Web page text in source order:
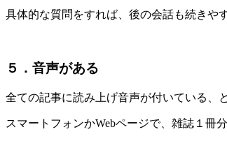
具体的な質問をすれば、後の会話も続きや
５．音声がある
全ての記事に読み上げ音声が付いている、
スマートフォンかWebページで、雑誌１冊